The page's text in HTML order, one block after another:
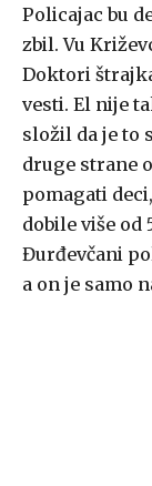
Policajac bu
zbil. Vu
Doktori
vesti. El nije
složil da je to
druge strane
pomagati
dobile više od
Đurđevčani
a on je samo